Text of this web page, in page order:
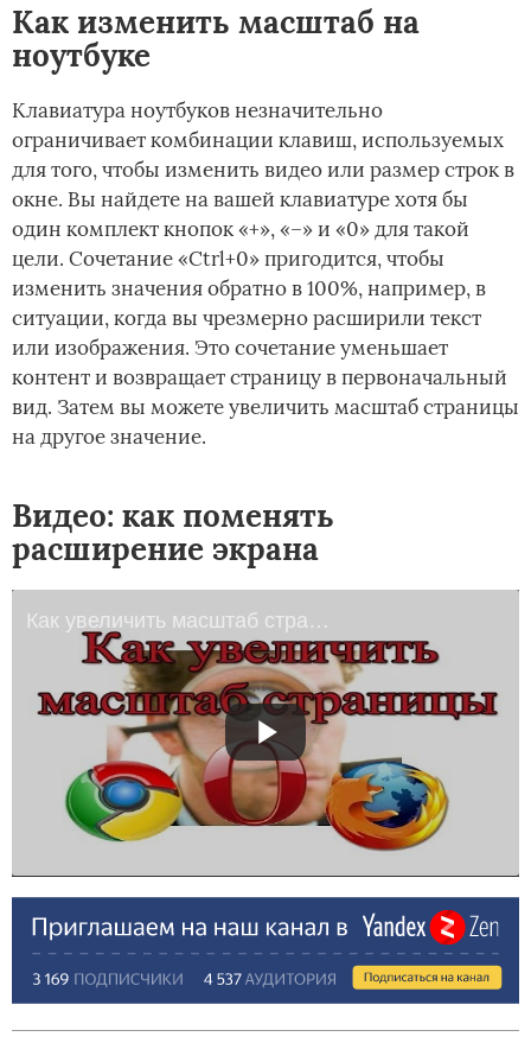
Как изменить масштаб на
ноутбуке
Клавиатура ноутбуков незначительно
ограничивает комбинации клавиш, используемых
для того, чтобы изменить видео или размер строк в
окне. Вы найдете на вашей клавиатуре хотя бы
один комплект кнопок «+», «–» и «0» для такой
цели. Сочетание «Ctrl+0» пригодится, чтобы
изменить значения обратно в 100%, например, в
ситуации, когда вы чрезмерно расширили текст
или изображения. Это сочетание уменьшает
контент и возвращает страницу в первоначальный
вид. Затем вы можете увеличить масштаб страницы
на другое значение.
Видео: как поменять
расширение экрана
Как увеличить масштаб страницы в Chrome, Opera, Mozilla?